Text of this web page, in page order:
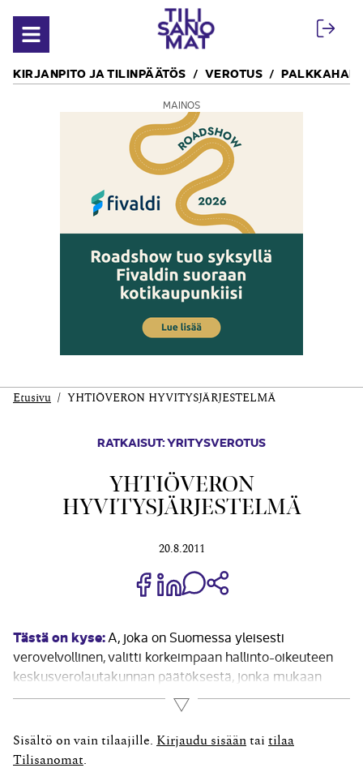
Avaa valikko
KIRJANPITO JA TILINPÄÄTÖS VEROTUS
MAINOS
Etusivu YHTIÖVERON HYVITYSJÄRJESTELMÄ
RATKAISUT: YRITYSVEROTUS
YHTIÖVERON
HYVITYSJÄRJESTELMÄ
20.8.2011
Jaa Share on Facebook
Jaa Share on LinkedIn
Jaa WhatsApp-viestinä
Tästä on kyse:A, joka on Suomessa yleisesti
verovelvollinen, valitti korkeimpaan hallinto-oikeuteen
keskusverolautakunnan päätöksestä, jonka mukaan
ruotsalaiselta B Ab (publ) pörssiyhtiöltä maksettavia
osinkoja voidaan verottaa Suomessa Euroopan yhteisön
perustamissopimuksen 56 ja 58 artiklojen (aikaisempien
73 b ja 73 d artiklojen) rajoittamatta. Korkein hallinto-
Lue lisää
Sisältö on vain tilaajille. Kirjaudu sisään tai tilaa
Tilisanomat